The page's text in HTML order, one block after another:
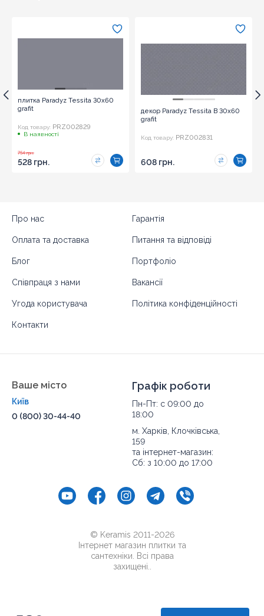
плитка Paradyz Tessita 30x60
grafit
Код товару: PRZ002829
В наявності
754 грн.
528 грн.
декор Paradyz Tessita B 30x60
grafit
Код товару: PRZ002831
608 грн.
Про нас Гарантія
Оплата та доставка Питання та відповіді
Блог Портфоліо
Співпраця з нами Вакансії
Угода користувача Політика конфіденційності
Контакти
Ваше місто
Київ
0 (800) 30-44-40
Графік роботи
Пн-Пт: с 09:00 до
18:00
м. Харків, Клочківська,
159
та інтернет-магазин:
Сб: з 10:00 до 17:00
© Keramis 2011-2026
Інтернет магазин плитки та
сантехніки. Всі права
захищені..